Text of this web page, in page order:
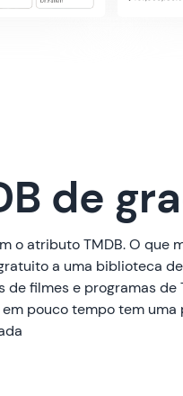
de
o atributo TMDB. O que
a uma biblioteca
filmes e programas de
pouco tempo tem